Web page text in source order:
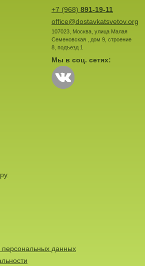
+7 (968) 891-19-11
office@dostavkatsvetov.org
107023, Москва, улица Малая
Семеновская , дом 9, строение
8, подъезд 1
Мы в соц. сетях:
персональных данных